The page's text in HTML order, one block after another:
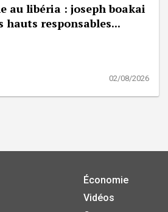
au libéria : joseph boakai
hauts responsables...
02/08/2026
Économie
Vidéos